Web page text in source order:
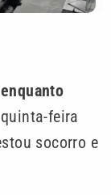
feira
socorro e